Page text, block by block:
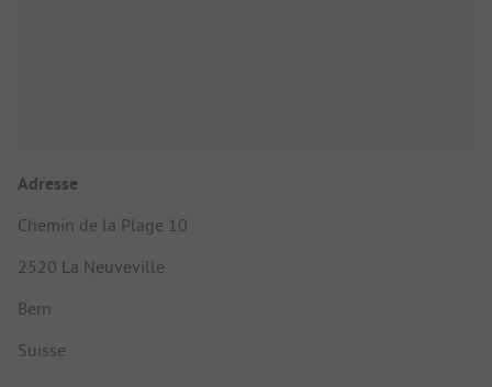
Adresse
Chemin de la Plage 10
2520 La Neuveville
Bern
Suisse